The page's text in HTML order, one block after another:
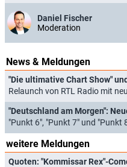
Daniel Fischer
Moderation
News & Meldungen
Relaunch von RTL Radio mit
"Punkt 6", "Punkt 7" und "Punkt
weitere Meldungen